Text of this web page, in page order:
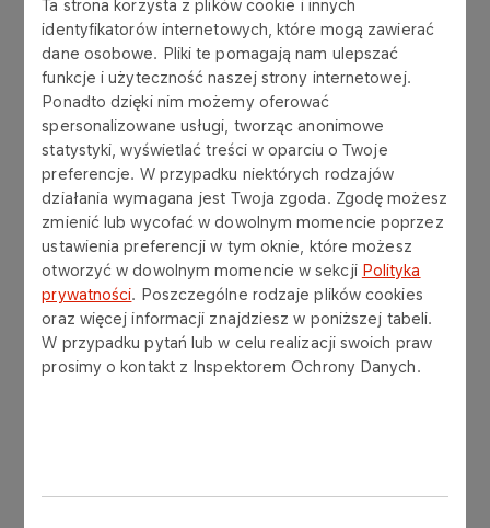
Ta strona korzysta z plików cookie i innych
identyfikatorów internetowych, które mogą zawierać
dane osobowe. Pliki te pomagają nam ulepszać
funkcje i użyteczność naszej strony internetowej.
Ponadto dzięki nim możemy oferować
spersonalizowane usługi, tworząc anonimowe
statystyki, wyświetlać treści w oparciu o Twoje
preferencje. W przypadku niektórych rodzajów
działania wymagana jest Twoja zgoda. Zgodę możesz
zmienić lub wycofać w dowolnym momencie poprzez
ustawienia preferencji w tym oknie, które możesz
otworzyć w dowolnym momencie w sekcji Polityka
prywatności. Poszczególne rodzaje plików cookies
oraz więcej informacji znajdziesz w poniższej tabeli.
W przypadku pytań lub w celu realizacji swoich praw
prosimy o kontakt z Inspektorem Ochrony Danych.
będą wystawiane wyłącznie w KSeF.
Oryginalna faktura będzie możliwa do
pobrania wyłącznie z systemu KSeF.
Nie będziemy wysyłać papierowych ani
elektronicznych oryginałów faktur ani ich
wizualizacji w formacie PDF.
Wyjątki
Klienci zagraniczni i indywidualni - którzy nie
podlegają obowiązkowi pobierania
dokumentów z KSEF – będą otrzymywać
wizualizację danych (PDF) przesłanych do